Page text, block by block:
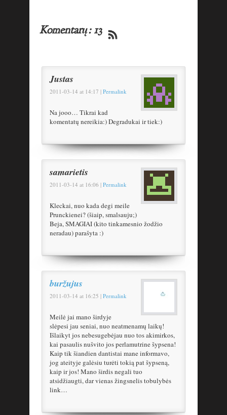
Komentarų: 13
Justas
2011-03-14 at 14:17 | Permalink
Na jooo… Tikrai kad
komentatų nereikia:) Degradukai ir tiek:)
samarietis
2011-03-14 at 16:06 | Permalink
Kleckai, nuo kada degi meile
Prunckienei? (šiaip, smalsauju;)
Beja, SMAGIAI (kito tinkamesnio žodžio
neradau) parašyta :)
buržujus
2011-03-14 at 16:25 | Permalink
Meilė jai mano širdyje
slėpesi jau seniai, nuo neatmenamų laikų!
Išlaikyt jos nebesugebėjau nuo tos akimirkos,
kai pasaulis nušvito jos perlamutrine šypsena!
Kaip tik šiandien dantistai mane informavo,
jog ateityje galėsiu turėti tokią pat šypseną,
kaip ir jos! Mano širdis negali tuo
atsidžiaugti, dar vienas žingsnelis tobulybės
link…